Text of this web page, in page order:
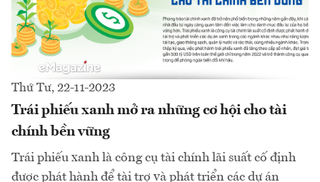
Thứ Tư, 22-11-2023
Trái phiếu xanh mở ra những cơ hội cho tài
chính bền vững
Trái phiếu xanh là công cụ tài chính lãi suất cố định
được phát hành để tài trợ và phát triển các dự án